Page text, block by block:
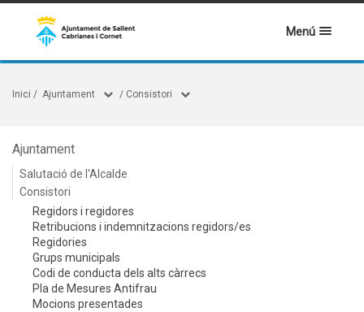
Menú
Inici / Ajuntament / Consistori
Ajuntament
Salutació de l'Alcalde
Consistori
Regidors i regidores
Retribucions i indemnitzacions regidors/es
Regidories
Grups municipals
Codi de conducta dels alts càrrecs
Pla de Mesures Antifrau
Mocions presentades